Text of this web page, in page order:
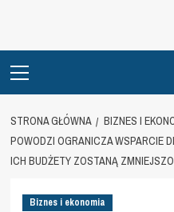
Menu
STRONA GŁÓWNA BIZNES I
POWODZI OGRANICZA WSPARCIE
ICH BUDŻETY ZOSTANĄ
Biznes i ekonomia